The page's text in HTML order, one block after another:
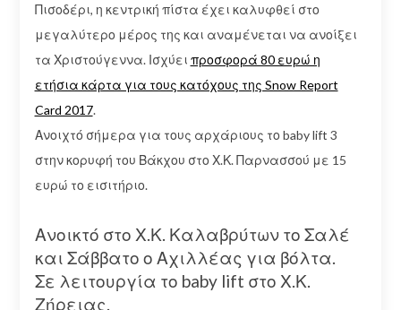
Πισοδέρι, η κεντρική πίστα έχει καλυφθεί στο
μεγαλύτερο μέρος της και αναμένεται να ανοίξει
τα Χριστούγεννα. Ισχύει προσφορά 80 ευρώ η
ετήσια κάρτα για τους κατόχους της Snow Report
Card 2017.
Ανοιχτό σήμερα για τους αρχάριους το baby lift 3
στην κορυφή του Βάκχου στο Χ.Κ. Παρνασσού με 15
ευρώ το εισιτήριο.
Ανοικτό στο Χ.Κ. Καλαβρύτων το Σαλέ
και Σάββατο ο Αχιλλέας για βόλτα.
Σε λειτουργία το baby lift στο Χ.Κ.
Ζήρειας.